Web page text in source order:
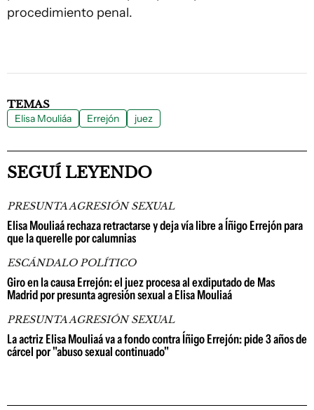
procedimiento penal.
TEMAS
Elisa Mouliáa Errejón juez
SEGUÍ LEYENDO
PRESUNTA AGRESIÓN SEXUAL
Elisa Mouliaá rechaza retractarse y deja vía libre a Íñigo Errejón para
que la querelle por calumnias
ESCÁNDALO POLÍTICO
Giro en la causa Errejón: el juez procesa al exdiputado de Mas
Madrid por presunta agresión sexual a Elisa Mouliaá
PRESUNTA AGRESIÓN SEXUAL
La actriz Elisa Mouliaá va a fondo contra Íñigo Errejón: pide 3 años de
cárcel por "abuso sexual continuado"